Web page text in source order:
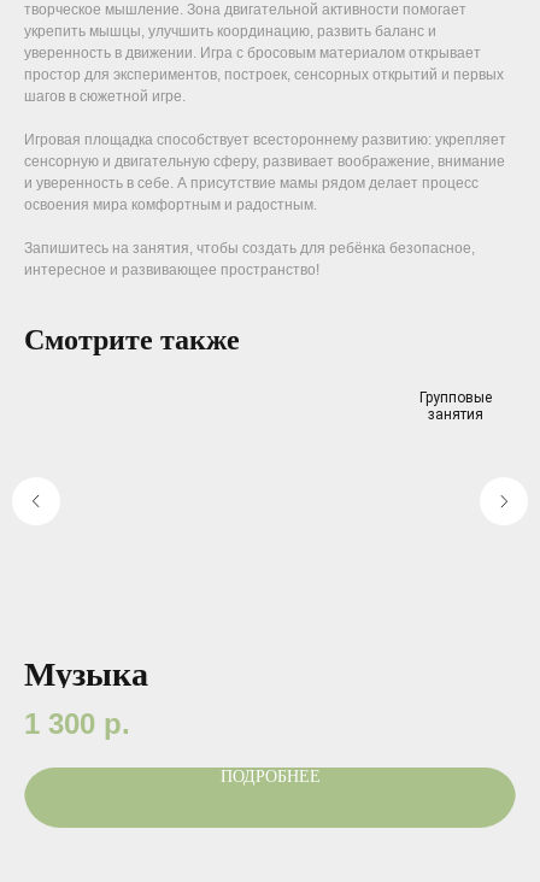
творческое мышление. Зона двигательной активности помогает
укрепить мышцы, улучшить координацию, развить баланс и
уверенность в движении. Игра с бросовым материалом открывает
простор для экспериментов, построек, сенсорных открытий и первых
шагов в сюжетной игре.
Игровая площадка способствует всестороннему развитию: укрепляет
сенсорную и двигательную сферу, развивает воображение, внимание
и уверенность в себе. А присутствие мамы рядом делает процесс
освоения мира комфортным и радостным.
Запишитесь на занятия, чтобы создать для ребёнка безопасное,
интересное и развивающее пространство!
Смотрите также
Групповые
занятия
Музыка
1 300 р.
ПОДРОБНЕЕ